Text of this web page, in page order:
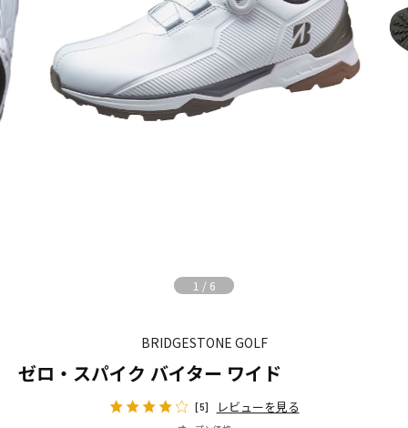
1 / 6
BRIDGESTONE GOLF
ゼロ・スパイク バイター ワイド
[5] レビューを見る